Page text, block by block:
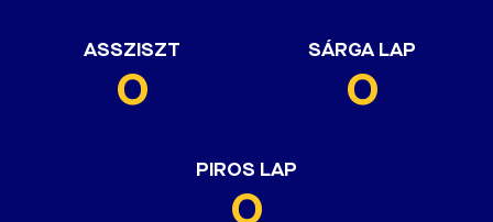
ASSZISZT
0
SÁRGA LAP
0
PIROS LAP
0